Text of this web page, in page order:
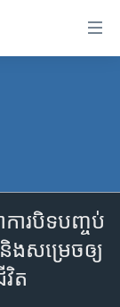
ារ​បិទ​បញ្ចប់​
សម្រេច​ឲ្យ​
ត